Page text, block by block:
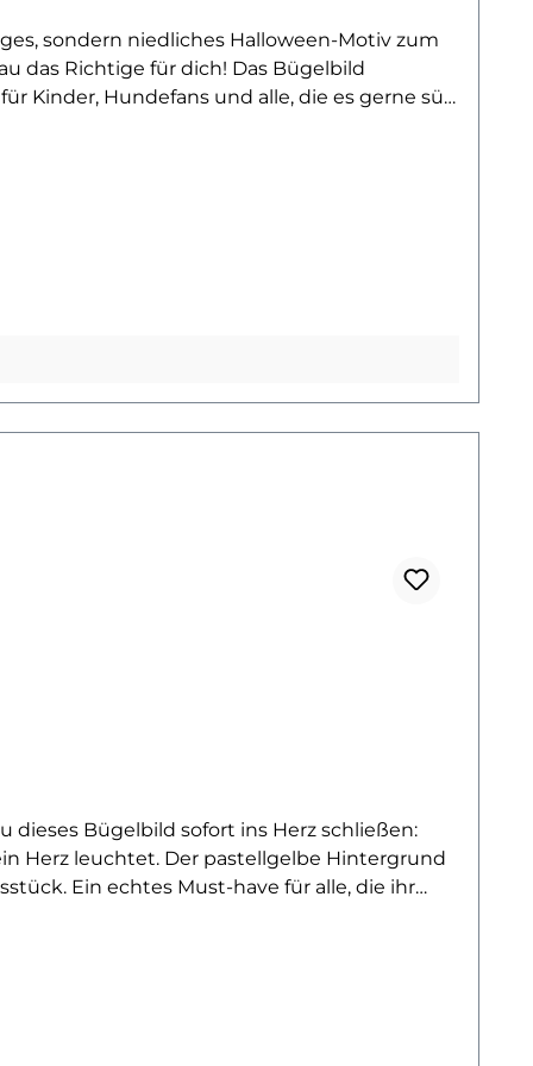
sondern niedliches Halloween-Motiv zum
das Richtige für dich! Das Bügelbild
Kinder, Hundefans und alle, die es gerne süß
dein nächstes Lieblingsmotiv!
dieses Bügelbild sofort ins Herz schließen:
Herz leuchtet. Der pastellgelbe Hintergrund
Ein echtes Must-have für alle, die ihr
Liebeserklärung an das Leben mit Tieren.
Garderobe!Du willst noch mehr niedliche